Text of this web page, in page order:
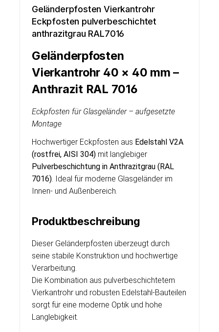
Geländerpfosten Vierkantrohr
Eckpfosten pulverbeschichtet
anthrazitgrau RAL7016
Geländerpfosten
Vierkantrohr 40 × 40 mm –
Anthrazit RAL 7016
Eckpfosten für Glasgeländer – aufgesetzte
Montage
Hochwertiger Eckpfosten aus Edelstahl V2A
(rostfrei, AISI 304) mit langlebiger
Pulverbeschichtung in Anthrazitgrau (RAL
7016). Ideal für moderne Glasgeländer im
Innen- und Außenbereich.
Produktbeschreibung
Dieser Geländerpfosten überzeugt durch
seine stabile Konstruktion und hochwertige
Verarbeitung.
Die Kombination aus pulverbeschichtetem
Vierkantrohr und robusten Edelstahl-Bauteilen
sorgt für eine moderne Optik und hohe
Langlebigkeit.